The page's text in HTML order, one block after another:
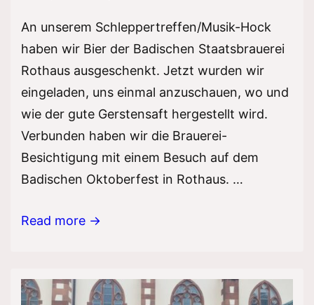
An unserem Schleppertreffen/Musik-Hock
haben wir Bier der Badischen Staatsbrauerei
Rothaus ausgeschenkt. Jetzt wurden wir
eingeladen, uns einmal anzuschauen, wo und
wie der gute Gerstensaft hergestellt wird.
Verbunden haben wir die Brauerei-
Besichtigung mit einem Besuch auf dem
Badischen Oktoberfest in Rothaus. …
Vereinsausflug
Read more →